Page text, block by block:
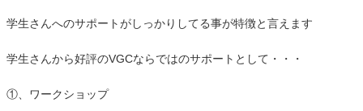
学生さんへのサポートがしっかりしてる事が特徴と言えます
学生さんから好評のVGCならではのサポートとして・・・
①、ワークショップ